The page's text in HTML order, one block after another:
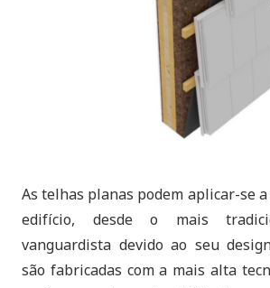
As telhas planas podem aplicar-se
edifício, desde o mais
vanguardista devido ao seu
são fabricadas com a mais alta